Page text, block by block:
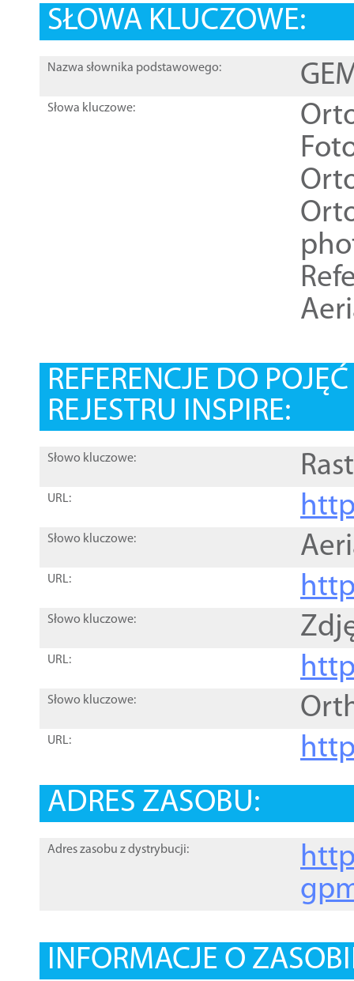
SŁOWA KLUCZOWE:
Nazwa słownika podstawowego:
Słowa kluczowe:
REFERENCJE DO
REJESTRU INSPIRE:
Słowo kluczowe:
URL:
Słowo kluczowe:
URL:
Słowo kluczowe:
URL:
Słowo kluczowe:
URL:
ADRES ZASOBU:
Adres zasobu z dystrybucji:
INFORMACJE O